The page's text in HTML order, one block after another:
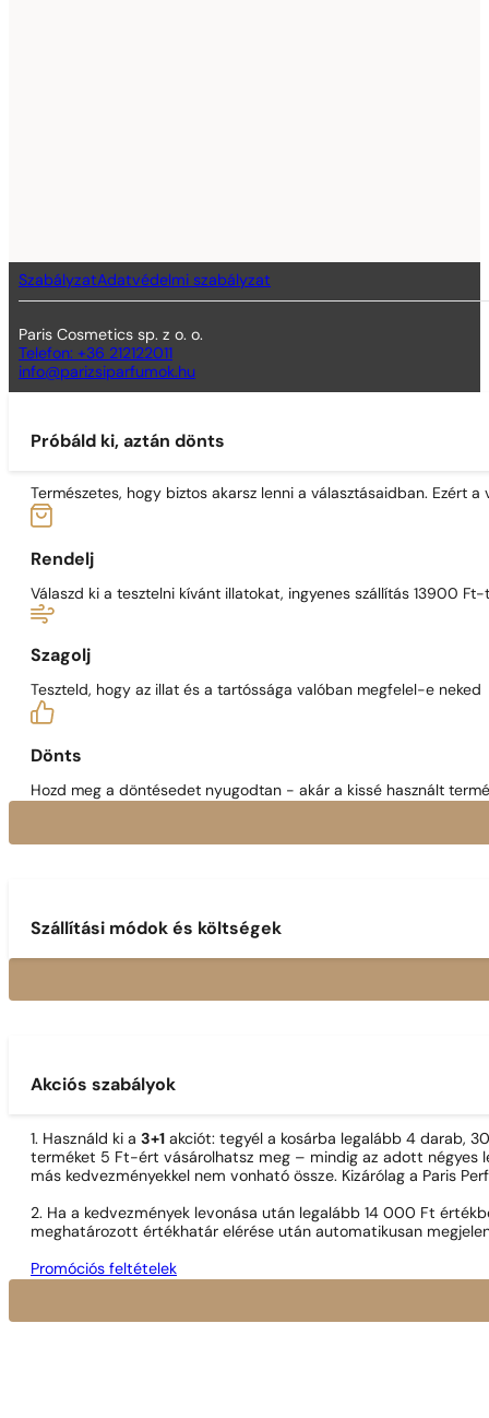
SzabályzatAdatvédelmi szabályzat
Paris Cosmetics sp. z o. o.
Telefon: +36 212122011
info@parizsiparfumok.hu
Próbáld ki, aztán dönts
Természetes, hogy biztos akarsz lenni a választásaidban. Ezért
Rendelj
Válaszd ki a tesztelni kívánt illatokat, ingyenes szállítás 13900 Ft-
Szagolj
Teszteld, hogy az illat és a tartóssága valóban megfelel-e neked
Dönts
Hozd meg a döntésedet nyugodtan - akár a kissé használt
Szállítási módok és költségek
Akciós szabályok
1. Használd ki a 3+1 akciót: tegyél a kosárba legalább 4 darab,
terméket 5 Ft-ért vásárolhatsz meg – mindig az adott négyes
más kedvezményekkel nem vonható össze. Kizárólag a Paris
2. Ha a kedvezmények levonása után legalább 14 000 Ft
meghatározott értékhatár elérése után automatikusan
Promóciós feltételek